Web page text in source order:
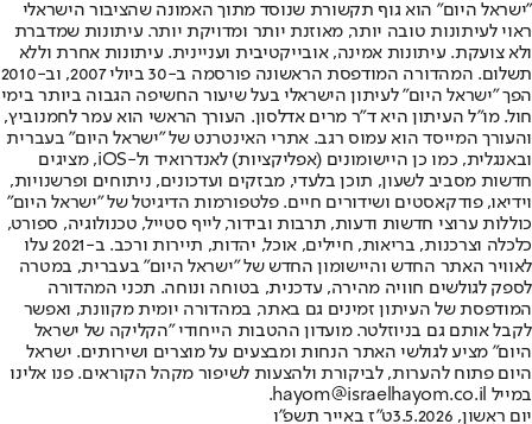
"ישראל היום" הוא גוף תקשורת שנוסד מתוך האמונה שהציבור הישראלי
ראוי לעיתונות טובה יותר, מאוזנת יותר ומדויקת יותר. עיתונות שמדברת
ולא צועקת. עיתונות אמינה, אובייקטיבית ועניינית. עיתונות אחרת וללא
תשלום. המהדורה המודפסת הראשונה פורסמה ב-30 ביולי 2007, וב-2010
הפך "ישראל היום" לעיתון הישראלי בעל שיעור החשיפה הגבוה ביותר בימי
חול. מו"ל העיתון היא ד"ר מרים אדלסון. העורך הראשי הוא עמר לחמנוביץ,
והעורך המייסד הוא עמוס רגב. אתרי האינטרנט של "ישראל היום" בעברית
ובאנגלית, כמו כן היישומונים (אפליקציות) לאנדרואיד ול-iOS, מציגים
חדשות מסביב לשעון, תוכן בלעדי, מבזקים ועדכונים, ניתוחים ופרשנויות,
וידיאו, פודקאסטים ושידורים חיים. פלטפורמות הדיגיטל של "ישראל היום"
כוללות ערוצי חדשות ודעות, תרבות ובידור, לייף סטייל, טכנולוגיה, ספורט,
כלכלה וצרכנות, בריאות, חיילים, אוכל, יהדות, תיירות ורכב. ב-2021 עלו
לאוויר האתר החדש והיישומון החדש של "ישראל היום" בעברית, במטרה
לספק לגולשים חוויה מהירה, עדכנית, בטוחה ונוחה. תכני המהדורה
המודפסת של העיתון זמינים גם באתר, במהדורה יומית מקוונת, ואפשר
לקבל אותם גם בניוזלטר. מועדון ההטבות הייחודי "הקליקה של ישראל
היום" מציע לגולשי האתר הנחות ומבצעים על מוצרים ושירותים. ישראל
היום פתוח להערות, לביקורת ולהצעות לשיפור מקהל הקוראים. פנו אלינו
במייל hayom@israelhayom.co.il.
יום ראשון, 3.5.2026
ט"ז באייר תשפ"ו